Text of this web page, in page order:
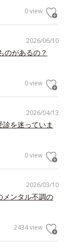
0 view
2026/06/10
のがあるの？
0 view
2026/04/13
を迷っていま
0 view
2026/03/10
ンタル不調の
2434 view